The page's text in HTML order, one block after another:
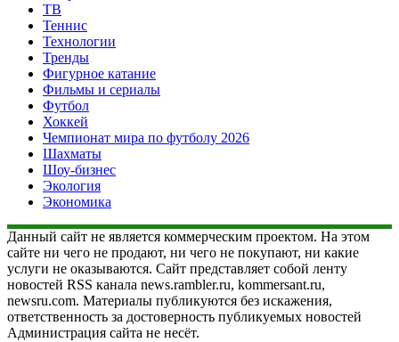
ТВ
Теннис
Технологии
Тренды
Фигурное катание
Фильмы и сериалы
Футбол
Хоккей
Чемпионат мира по футболу 2026
Шахматы
Шоу-бизнес
Экология
Экономика
Данный сайт не является коммерческим проектом. На этом
сайте ни чего не продают, ни чего не покупают, ни какие
услуги не оказываются. Сайт представляет собой ленту
новостей RSS канала news.rambler.ru, kommersant.ru,
newsru.com. Материалы публикуются без искажения,
ответственность за достоверность публикуемых новостей
Администрация сайта не несёт.